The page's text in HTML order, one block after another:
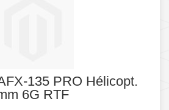
135 PRO Hélicopt.
6G RTF